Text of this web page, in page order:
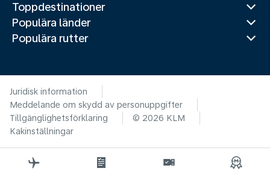
Toppdestinationer
Populära länder
Populära rutter
Juridisk information
Meddelande om skydd av personuppgifter
Tillgänglighetsförklaring
© 2026 KLM
Kakinställningar